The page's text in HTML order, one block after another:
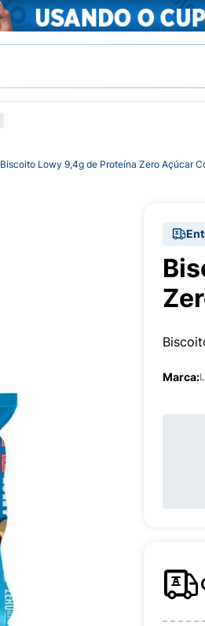
Biscoito Lowy 9,4g de Proteína Zero Açúcar
Marca: